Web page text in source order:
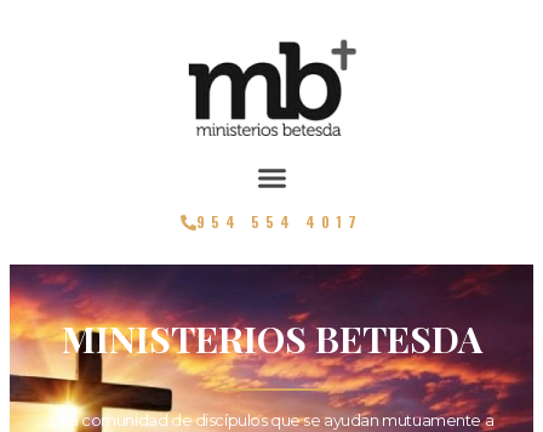
954 554 4017
MINISTERIOS BETESDA
Una comunidad de discípulos que se ayudan mutuamente a